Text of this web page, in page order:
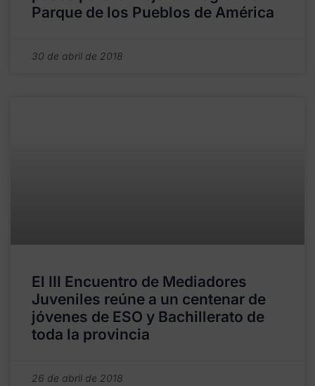
Parque de los Pueblos de América
30 de abril de 2018
El III Encuentro de Mediadores
Juveniles reúne a un centenar de
jóvenes de ESO y Bachillerato de
toda la provincia
26 de abril de 2018